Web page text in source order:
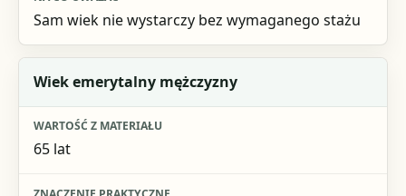
Sam wiek nie wystarczy bez wymaganego stażu
Wiek emerytalny mężczyzny
65 lat